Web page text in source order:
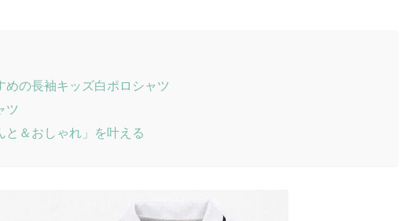
の長袖キッズ白ポロシャツ
ツ
と＆おしゃれ」を叶える